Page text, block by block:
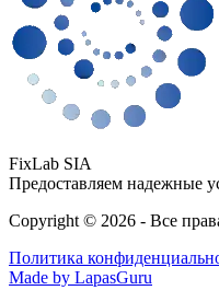
FixLab SIA
Предоставляем надежные
Copyright © 2026 - Все
Политика
Made by LapasGuru